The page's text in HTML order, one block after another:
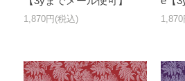
1,870円(税込)